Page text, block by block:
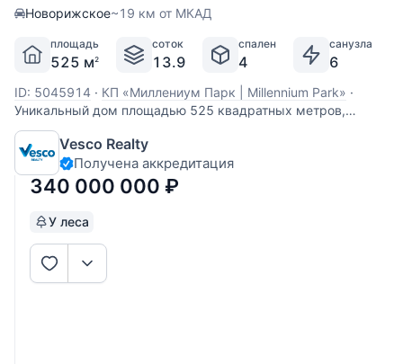
Новорижское~19 км от МКАД
площадь
525 м2
соток
13.9
спален
4
санузла
6
ID: 5045914 · КП «Миллениум Парк | Millennium Park» ·
Уникальный дом площадью 525 квадратных метров,
расположенный на участке в 14 соток с авторским
ландшафтным дизайном. Дом спроектирован известным
архитектором Н. Бенуа. О доме писали в авторитетных
журналах «АрхРевю» и Interior+Design, подчеркивая его
Vesco Realty
Получена аккредитация
340 000 000 ₽
У леса